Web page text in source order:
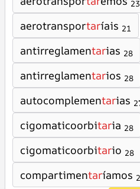
23
aerotransportaríais 21
antirreglamentarias 28
antirreglamentarios 28
autocomplementarias
cigomaticoorbitaria 28
cigomaticoorbitario 28
compartimentaríamos